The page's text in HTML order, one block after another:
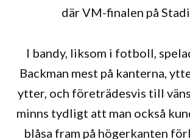
där VM-finalen på
I bandy, liksom i fotboll,
Backman mest på kanterna,
ytter, och företrädesvis till
minns tydligt att man också
blåsa fram på högerkanten